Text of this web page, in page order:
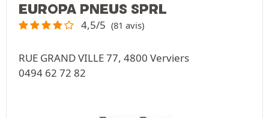
EUROPA PNEUS SPRL
4,5/5 (81 avis)
RUE GRAND VILLE 77, 4800 Verviers
0494 62 72 82